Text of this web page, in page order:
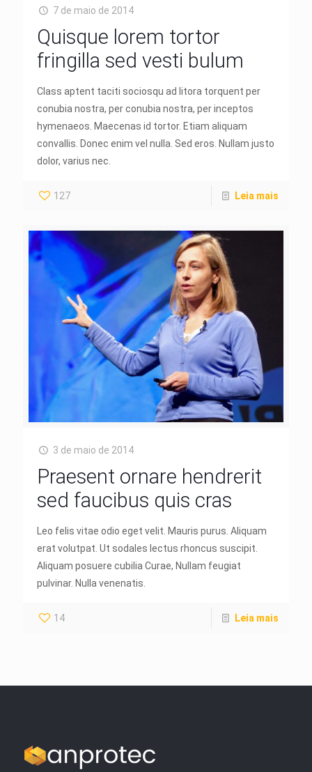
7 de maio de 2014
Quisque lorem tortor
fringilla sed vesti bulum
Class aptent taciti sociosqu ad litora torquent per
conubia nostra, per conubia nostra, per inceptos
hymenaeos. Maecenas id tortor. Etiam aliquam
convallis. Donec enim vel nulla. Sed eros. Nullam justo
dolor, varius nec.
127 Leia mais
3 de maio de 2014
Praesent ornare hendrerit
sed faucibus quis cras
Leo felis vitae odio eget velit. Mauris purus. Aliquam
erat volutpat. Ut sodales lectus rhoncus suscipit.
Aliquam posuere cubilia Curae, Nullam feugiat
pulvinar. Nulla venenatis.
14 Leia mais